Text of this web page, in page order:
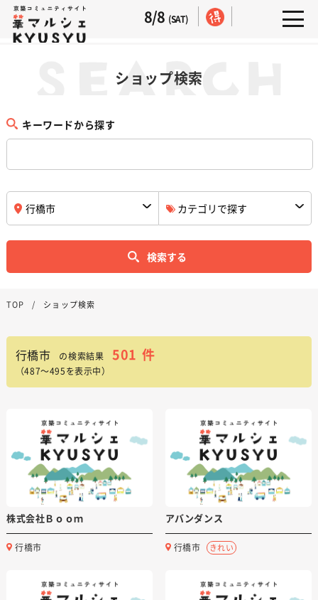
8/8 (SAT)
ショップ検索
キーワードから探す
検索する
TOP ショップ検索
行橋市 の検索結果 501 件
（487～495を表示中）
株式会社Ｂｏｏｍ
行橋市
アバンダンス
行橋市 きれい